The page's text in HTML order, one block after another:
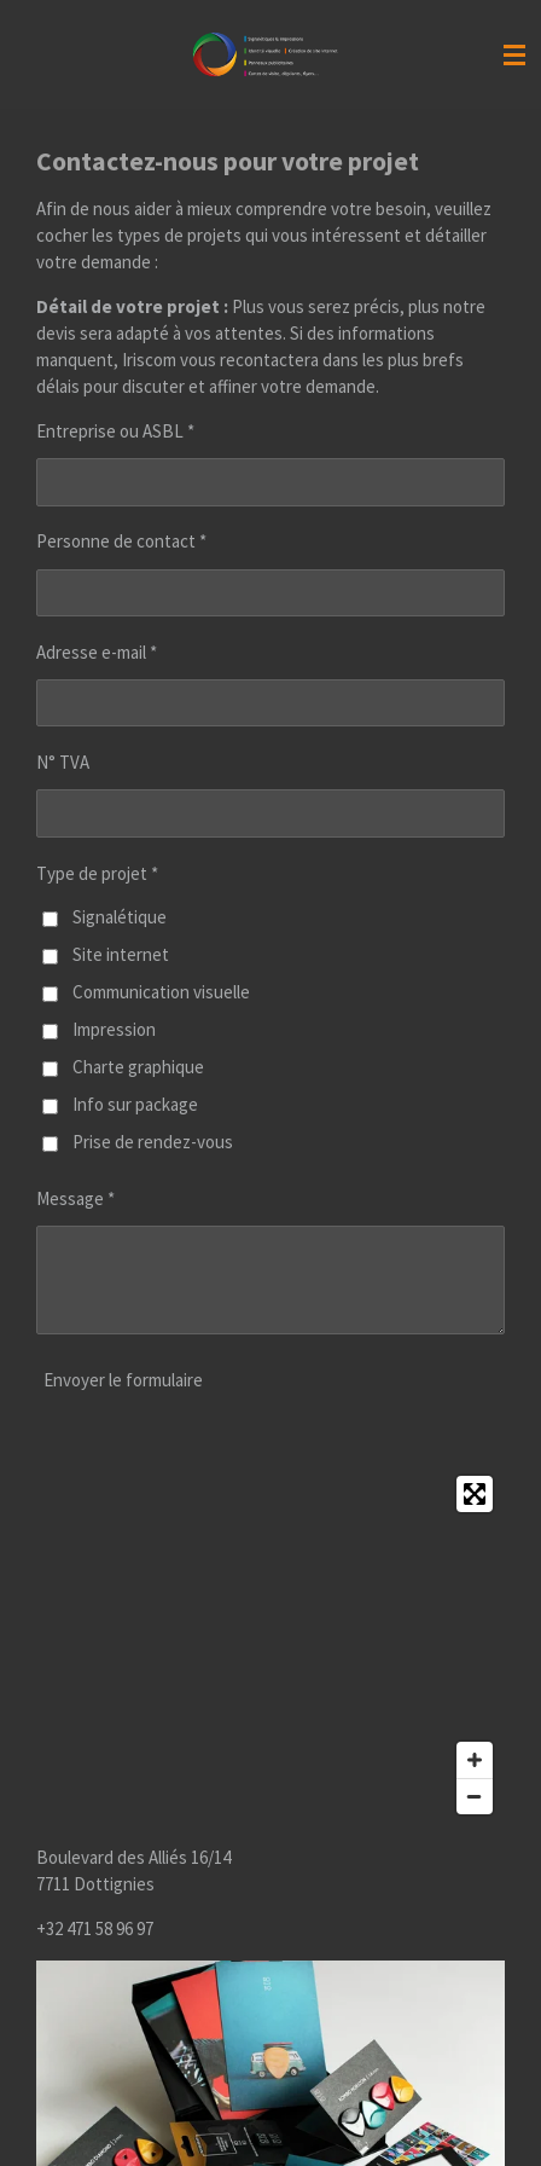
Contactez-nous pour votre projet
Afin de nous aider à mieux comprendre votre besoin, veuillez
cocher les types de projets qui vous intéressent et détailler
votre demande :
Détail de votre projet : Plus vous serez précis, plus notre
devis sera adapté à vos attentes. Si des informations
manquent, Iriscom vous recontactera dans les plus brefs
délais pour discuter et affiner votre demande.
Entreprise ou ASBL *
Personne de contact *
Adresse e-mail *
N° TVA
Type de projet *
Signalétique
Site internet
Communication visuelle
Impression
Charte graphique
Info sur package
Prise de rendez-vous
Message *
Envoyer le formulaire
Boulevard des Alliés 16/14
7711 Dottignies
+32 471 58 96 97